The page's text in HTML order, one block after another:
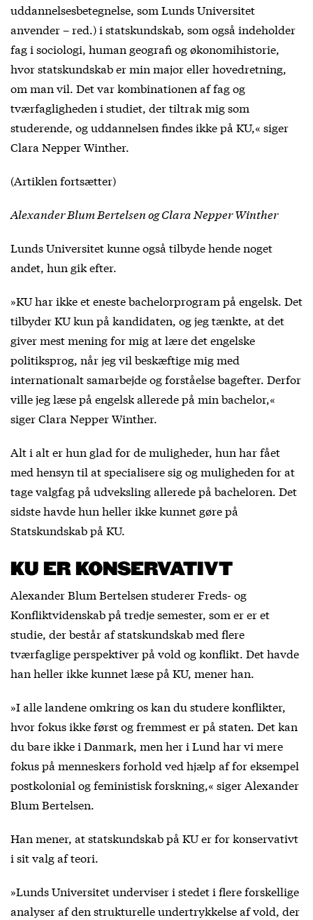
uddannelsesbetegnelse, som Lunds Universitet
anvender – red.) i statskundskab, som også indeholder
fag i sociologi, human geografi og økonomihistorie,
hvor statskundskab er min major eller hovedretning,
om man vil. Det var kombinationen af fag og
tværfagligheden i studiet, der tiltrak mig som
studerende, og uddannelsen findes ikke på KU,« siger
Clara Nepper Winther.
(Artiklen fortsætter)
Alexander Blum Bertelsen og Clara Nepper Winther
Lunds Universitet kunne også tilbyde hende noget
andet, hun gik efter.
»KU har ikke et eneste bachelorprogram på engelsk. Det
tilbyder KU kun på kandidaten, og jeg tænkte, at det
giver mest mening for mig at lære det engelske
politiksprog, når jeg vil beskæftige mig med
internationalt samarbejde og forståelse bagefter. Derfor
ville jeg læse på engelsk allerede på min bachelor,«
siger Clara Nepper Winther.
Alt i alt er hun glad for de muligheder, hun har fået
med hensyn til at specialisere sig og muligheden for at
tage valgfag på udveksling allerede på bacheloren. Det
sidste havde hun heller ikke kunnet gøre på
Statskundskab på KU.
KU ER KONSERVATIVT
Alexander Blum Bertelsen studerer Freds- og
Konfliktvidenskab på tredje semester, som er er et
studie, der består af statskundskab med flere
tværfaglige perspektiver på vold og konflikt. Det havde
han heller ikke kunnet læse på KU, mener han.
»I alle landene omkring os kan du studere konflikter,
hvor fokus ikke først og fremmest er på staten. Det kan
du bare ikke i Danmark, men her i Lund har vi mere
fokus på menneskers forhold ved hjælp af for eksempel
postkolonial og feministisk forskning,« siger Alexander
Blum Bertelsen.
Han mener, at statskundskab på KU er for konservativt
i sit valg af teori.
»Lunds Universitet underviser i stedet i flere forskellige
analyser af den strukturelle undertrykkelse af vold, der